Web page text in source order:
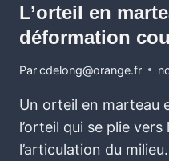
L’orteil en
déformation
Parcdelong@orange.fr
Un orteil en marteau
l’orteil qui se plie
l’articulation du